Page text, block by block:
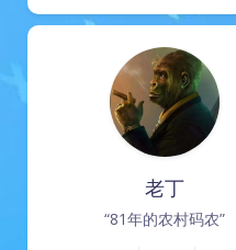
老丁
“81年的农村码农”